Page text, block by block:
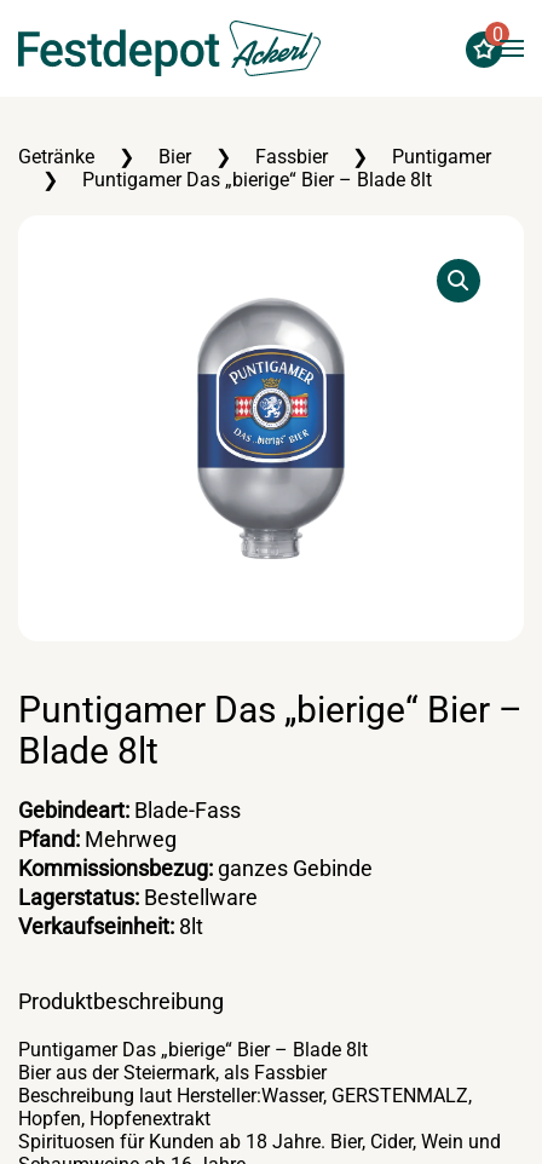
Zum Hauptinhalt springen
0
Getränke Bier Fassbier
Puntigamer
Puntigamer Das „bierige“ Bier – Blade 8lt
Puntigamer Das „bierige“ Bier –
Blade 8lt
Gebindeart: Blade-Fass
Pfand: Mehrweg
Kommissionsbezug: ganzes Gebinde
Lagerstatus: Bestellware
Verkaufseinheit: 8lt
Produktbeschreibung
Puntigamer Das „bierige“ Bier – Blade 8lt
Bier aus der Steiermark, als Fassbier
Beschreibung laut Hersteller:Wasser, GERSTENMALZ,
Hopfen, Hopfenextrakt
Spirituosen für Kunden ab 18 Jahre. Bier, Cider, Wein und